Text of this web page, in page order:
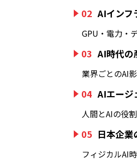
02 AIインフ
GPU・電力・
03 AI時代の
業界ごとのAI
04 AIエージ
人間とAIの役
05 日本企業
フィジカルAI